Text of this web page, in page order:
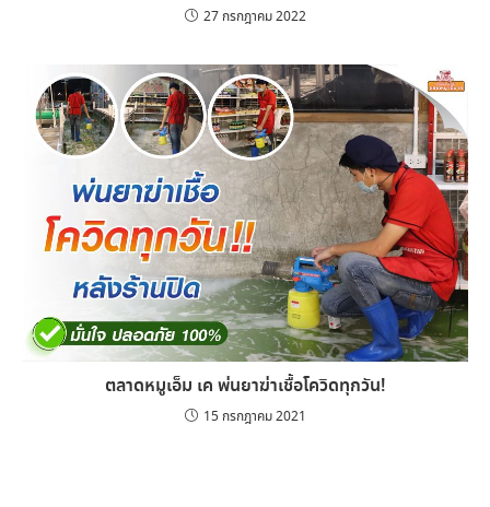
27 กรกฎาคม 2022
ตลาดหมูเอ็ม เค พ่นยาฆ่าเชื้อโควิดทุกวัน!
15 กรกฎาคม 2021